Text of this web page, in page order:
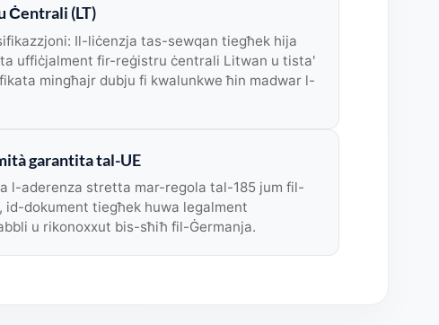
Ċentrali (LT)
Il-liċenzja tas-sewqan tiegħek hija
uffiċjalment fir-reġistru ċentrali Litwan u tista'
mingħajr dubju fi kwalunkwe ħin madwar l-
garantita tal-UE
l-aderenza stretta mar-regola tal-185 jum fil-
id-dokument tiegħek huwa legalment
u rikonoxxut bis-sħiħ fil-Ġermanja.